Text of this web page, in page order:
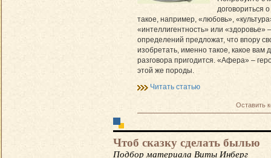
договориться
такое, например, «любовь»,
«интеллигентность» или «здоровье»
определений предложат, что впору
изобретать, именно такое, какое вам
разговора пригодится. «Афера» –
этой же породы.
Читать статью
Оставить
Чтоб сказку сделать былью
Подбор материала Виты Инберг